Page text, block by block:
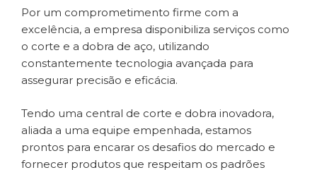
Por um comprometimento firme com a
excelência, a empresa disponibiliza serviços como
o corte e a dobra de aço, utilizando
constantemente tecnologia avançada para
assegurar precisão e eficácia.
Tendo uma central de corte e dobra inovadora,
aliada a uma equipe empenhada, estamos
prontos para encarar os desafios do mercado e
fornecer produtos que respeitam os padrões